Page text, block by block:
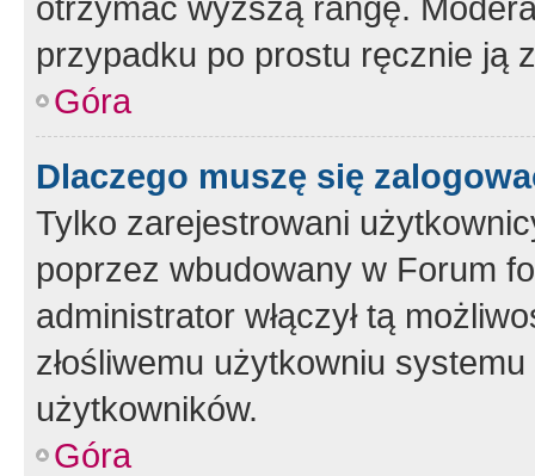
przypadku po prostu ręcznie ją
Góra
Dlaczego muszę się
Tylko zarejestrowani
poprzez wbudowany w Forum
administrator włączył tą
złośliwemu użytkowniu
użytkowników.
Góra